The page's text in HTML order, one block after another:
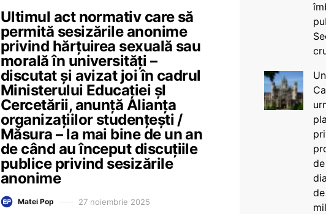
Ultimul act normativ care să
permită sesizările anonime
privind hărțuirea sexuală sau
morală în universități –
discutat și avizat joi în cadrul
Ministerului Educației șI
Cercetării, anunță Alianța
organizațiilor studențești /
Măsura – la mai bine de un an
de când au început discuțiile
publice privind sesizările
anonime
Matei Pop 27 noiembrie 2025